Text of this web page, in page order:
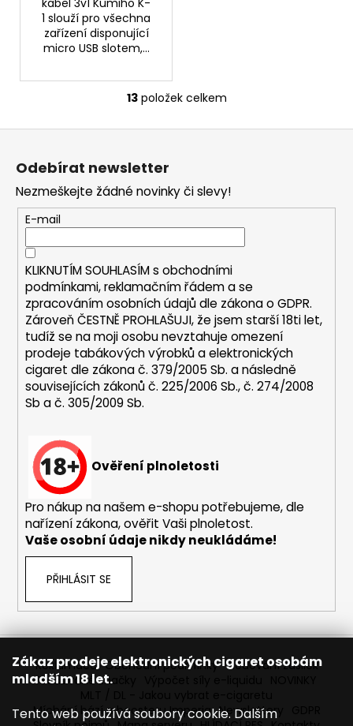
Zákaz prodeje elektronických cigaret osobám
mladším 18 let.
Tento web používá soubory cookie. Dalším
kabel 3v1 Kumiho K-
1 slouží pro všechna
zařízení disponující
micro USB slotem,...
O
v
a
c
í
p
r
v
k
y
v
ý
p
i
13položek celkem
Odebírat newsletter
Nezmeškejte žádné novinky či slevy!
E-mail
KLIKNUTÍM SOUHLASÍM s obchodními
podmínkami,reklamačním řádem a se
zpracováním osobních údajů dle zákona oGDPR.
Zároveň ČESTNĚ PROHLAŠUJI, že jsem starší 18ti let,
tudíž se na moji osobu nevztahuje omezení
prodeje tabákových výrobků a elektronických
cigaret dle zákona č. 379/2005 Sb. a následně
souvisejících zákonů č. 225/2006 Sb., č. 274/2008
Sb a č. 305/2009 Sb.
Ověření plnoletosti
Pro nákup na našem e-shopu potřebujeme, dle
nařízení zákona, ověřit Vaši plnoletost.
Vaše osobní údaje nikdy neukládáme!
PŘIHLÁSIT SE
Reklamace Obchodní podmínky Sledování zásilek
Prodávané značky
Míchání bází a boosteru Imperia Newslettery